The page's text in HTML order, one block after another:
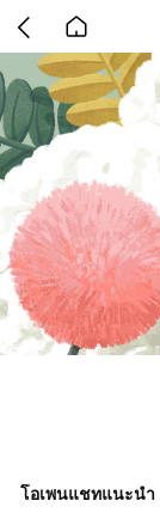
back
to
home
โอเพนแชทแนะนำ